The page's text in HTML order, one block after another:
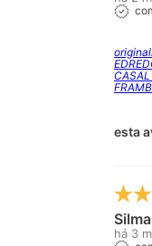
esta
há 3